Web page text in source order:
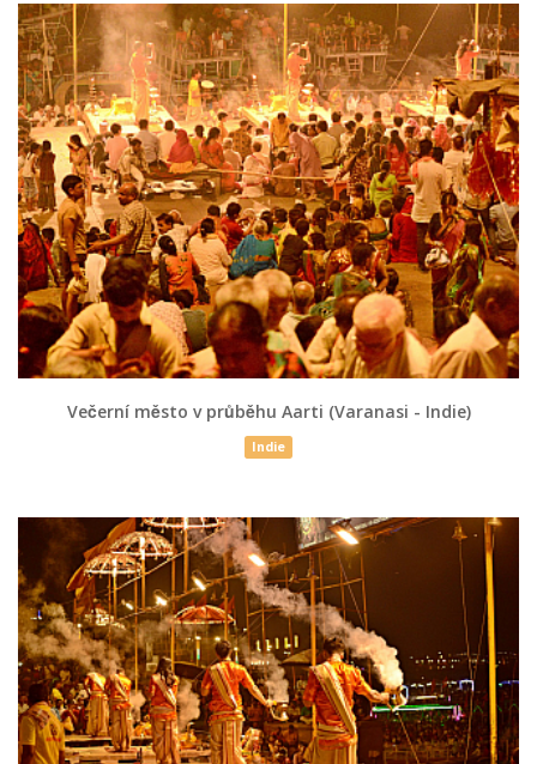
Večerní město v průběhu Aarti (Varanasi - Indie)
Indie